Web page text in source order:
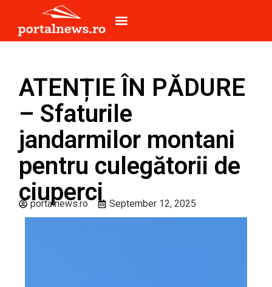
ATENȚIE ÎN PĂDURE
– Sfaturile
jandarmilor montani
pentru culegătorii de
ciuperci
portalnews.ro September 12, 2025